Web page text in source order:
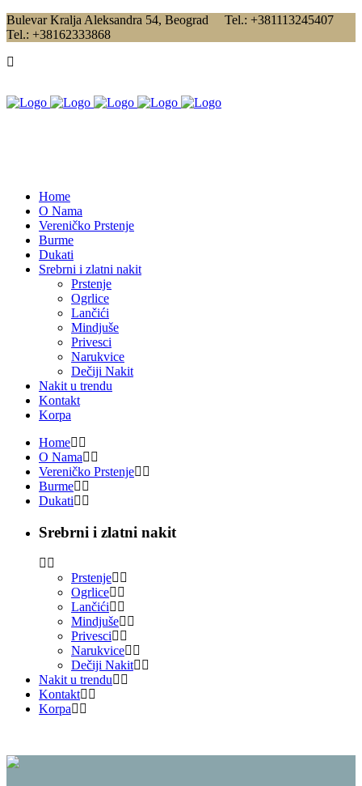
Bulevar Kralja Aleksandra 54, Beograd Tel.: +381113245407
Tel.: +38162333868
Home
O Nama
Vereničko Prstenje
Burme
Dukati
Srebrni i zlatni nakit
Prstenje
Ogrlice
Lančići
Mindjuše
Privesci
Narukvice
Dečiji Nakit
Nakit u trendu
Kontakt
Korpa
Home
O Nama
Vereničko Prstenje
Burme
Dukati
Srebrni i zlatni nakit
Prstenje
Ogrlice
Lančići
Mindjuše
Privesci
Narukvice
Dečiji Nakit
Nakit u trendu
Kontakt
Korpa